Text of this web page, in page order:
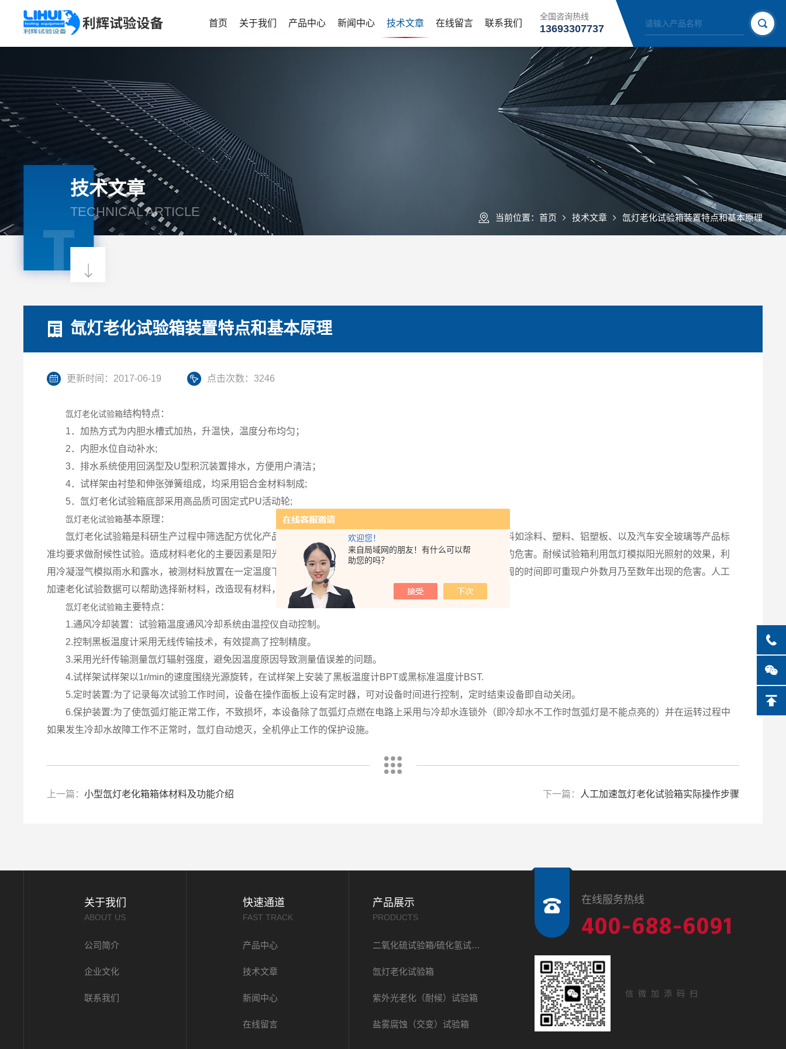
欢迎您！
来自局域网的朋友！有什么可以帮
助您的吗？
全国咨询热线
13693307737
首页 关于我们 产品中心 新闻中心 技术文章 在线留言 联系我们
T
技术文章
TECHNICAL ARTICLE 当前位置： 首页 技术文章 氙灯老化试验箱装置特点和基本原理
氙灯老化试验箱装置特点和基本原理
更新时间：2017-06-19 点击次数：3246
氙灯老化试验箱结构特点：
1．加热方式为内胆水槽式加热，升温快，温度分布均匀；
2．内胆水位自动补水;
3．排水系统使用回涡型及U型积沉装置排水，方便用户清洁；
4．试样架由衬垫和伸张弹簧组成，均采用铝合金材料制成;
5．氙灯老化试验箱底部采用高品质可固定式PU活动轮;
氙灯老化试验箱基本原理：
氙灯老化试验箱是科研生产过程中筛选配方优化产品组成的重要手段，也是产品质量检验的一项重要应用材料如涂料、塑料、铝塑板、以及汽车安全玻璃等产品标
准均要求做耐候性试验。造成材料老化的主要因素是阳光和潮湿。耐候试验箱可以模拟由阳光、雨水和露水造成的危害。耐候试验箱利用氙灯模拟阳光照射的效果，利
用冷凝湿气模拟雨水和露水，被测材料放置在一定温度下的光照和潮气交替的循环程序中进行测试，用数天或数周的时间即可重现户外数月乃至数年出现的危害。人工
加速老化试验数据可以帮助选择新材料，改造现有材料，以及评价配方的变化是如何影响产品的耐久性的。
氙灯老化试验箱主要特点：
1.通风冷却装置：试验箱温度通风冷却系统由温控仪自动控制。
2.控制黑板温度计采用无线传输技术，有效提高了控制精度。
3.采用光纤传输测量氙灯辐射强度，避免因温度原因导致测量值误差的问题。
4.试样架试样架以1r/min的速度围绕光源旋转，在试样架上安装了黑板温度计BPT或黑标准温度计BST.
5.定时装置:为了记录每次试验工作时间，设备在操作面板上设有定时器，可对设备时间进行控制，定时结束设备即自动关闭。
6.保护装置:为了使氙弧灯能正常工作，不致损坏，本设备除了氙弧灯点燃在电路上采用与冷却水连锁外（即冷却水不工作时氙弧灯是不能点亮的）并在运转过程中
如果发生冷却水故障工作不正常时，氙灯自动熄灭，全机停止工作的保护设施。
上一篇：小型氙灯老化箱箱体材料及功能介绍 下一篇： 人工加速氙灯老化试验箱实际操作步骤
关于我们
ABOUT US
公司简介
企业文化
联系我们
快速通道
FAST TRACK
产品中心
技术文章
新闻中心
在线留言
产品展示
PRODUCTS
二氧化硫试验箱/硫化氢试验箱
氙灯老化试验箱
紫外光老化（耐候）试验箱
盐雾腐蚀（交变）试验箱
在线服务热线
400-688-6091
扫码添加微信